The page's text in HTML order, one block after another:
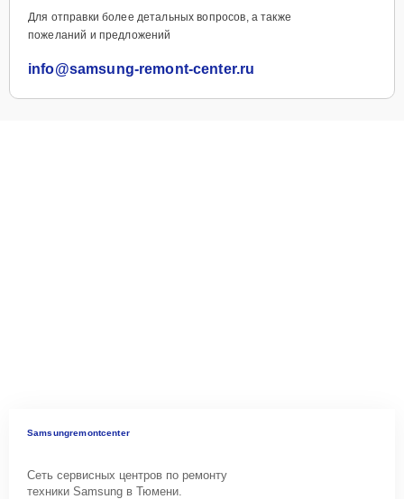
Для отправки более детальных вопросов, а также
пожеланий и предложений
info@samsung-remont-center.ru
Samsungremontcenter
Сеть сервисных центров по ремонту
техники Samsung в Тюмени.